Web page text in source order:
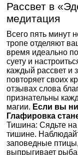
Рассвет в
медитация
Всего пять минут
тропе отделяют
время идеально
суету и
каждый рассвет и
повторяет своих
отзывах слова
признательны
магии. Если вы
Глафировка
Тишина: Сядьте
тишине.
заповедные
выпрыгивает